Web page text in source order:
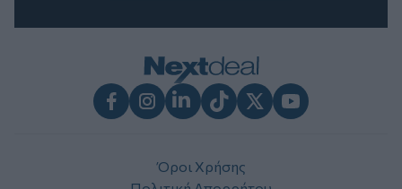
Όροι Χρήσης